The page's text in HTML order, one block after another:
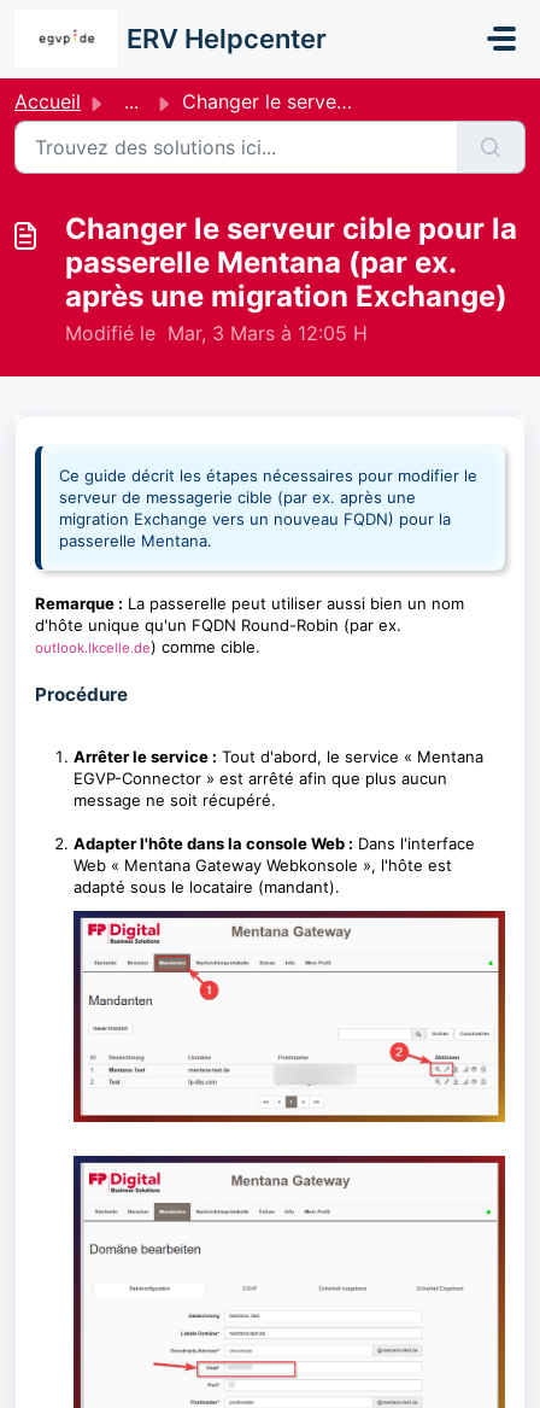
ERV Helpcenter
Accueil ... Changer le serveur cible pour la passerelle Mentana (par ...
Changer le serveur cible pour la
passerelle Mentana (par ex.
après une migration Exchange)
Modifié le Mar, 3 Mars à 12:05 H
Ce guide décrit les étapes nécessaires pour modifier le
serveur de messagerie cible (par ex. après une
migration Exchange vers un nouveau FQDN) pour la
passerelle Mentana.
Remarque : La passerelle peut utiliser aussi bien un nom
d'hôte unique qu'un FQDN Round-Robin (par ex.
outlook.lkcelle.de) comme cible.
Procédure
Arrêter le service : Tout d'abord, le service « Mentana
EGVP-Connector » est arrêté afin que plus aucun
message ne soit récupéré.
Adapter l'hôte dans la console Web : Dans l'interface
Web « Mentana Gateway Webkonsole », l'hôte est
adapté sous le locataire (mandant).